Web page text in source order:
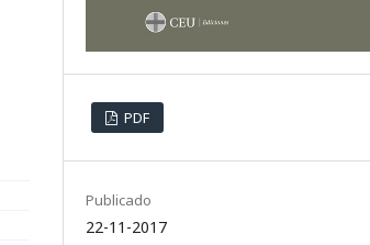
PDF
Publicado
22-11-2017